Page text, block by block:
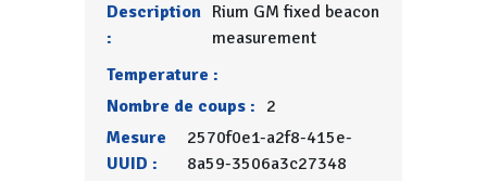
Description
:
Rium GM fixed beacon
measurement
Temperature :
Nombre de coups : 2
Mesure
UUID :
2570f0e1-a2f8-415e-
8a59-3506a3c27348